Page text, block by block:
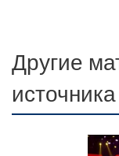
Другие
источника